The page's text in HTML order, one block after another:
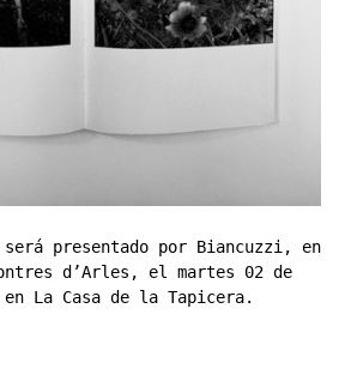
será presentado por Biancuzzi, en
d’Arles, el martes 02 de
La Casa de la Tapicera.